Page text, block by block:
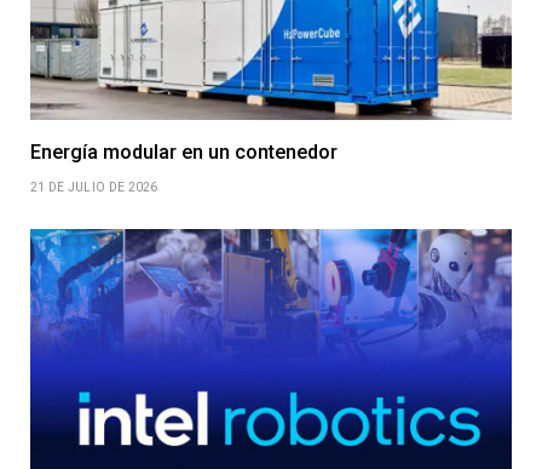
Energía modular en un contenedor
21 DE JULIO DE 2026